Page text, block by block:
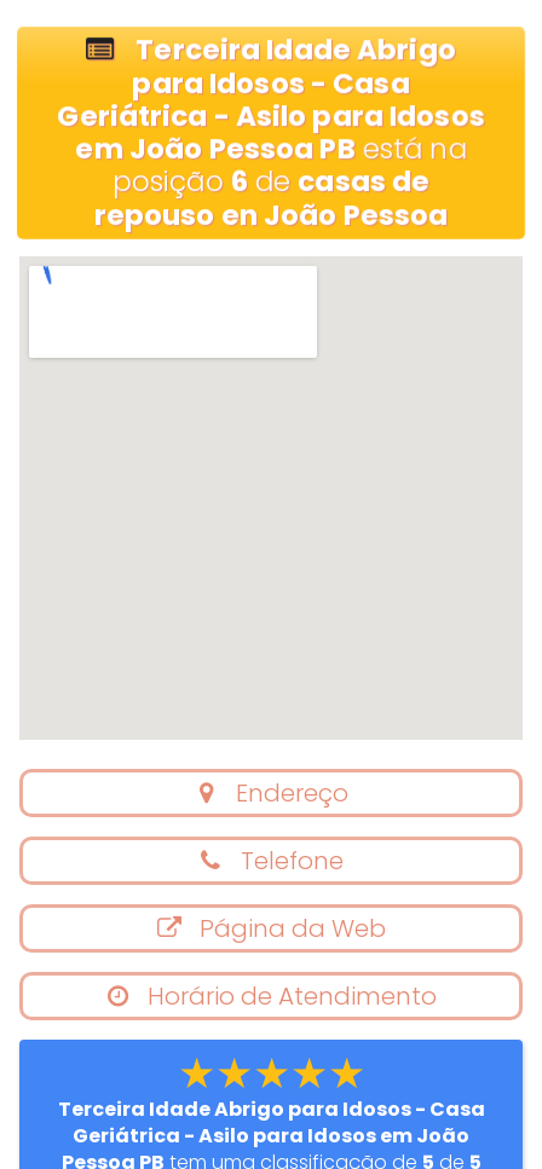
Terceira Idade Abrigo
para Idosos - Casa
Geriátrica - Asilo para Idosos
em João Pessoa PBestá na
posição 6de casas de
repouso en João Pessoa
Endereço
Telefone
Página da Web
Horário de Atendimento
★★★★★
Terceira Idade Abrigo para Idosos - Casa
Geriátrica - Asilo para Idosos em João
Pessoa PB tem uma classificação de 5 de 5